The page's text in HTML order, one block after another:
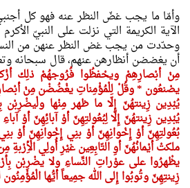
وأمّا ما يجب غضّ النظر عنه فهو كل
الآية الكريمة التي نزلت على النبيّ
وحدّدت من يجب غض النظر عنهن من
أن يغضضن أنظارهن عنهم، قال سبحانه
مِنْ أبْصارِهِمْ ويحْفظُوا فُرُوجهُمْ ذلِك
يصْنعُون * وقُلْ لِلْمُؤْمِناتِ يغْضُضْن مِنْ
يُبْدِين زِينتهُنّ إِلّا ما ظهر مِنْها
يُبْدِين زِينتهُنّ إِلّا لِبُعُولتِهِنّ أوْ آبائِهِنّ أوْ
بُعُولتِهِنّ أوْ إِخْوانِهِنّ أوْ بنِي إِخْوانِهِنّ أوْ
ملكتْ أيْمانُهُنّ أوِ التّابِعِين غيْرِ أُولِي الْأِرْبةِ
يظْهرُوا على عوْراتِ النِّساءِ ولا يضْرِبْن
زِينتِهِنّ وتُوبُوا إِلى الله جمِيعاً أيُّها